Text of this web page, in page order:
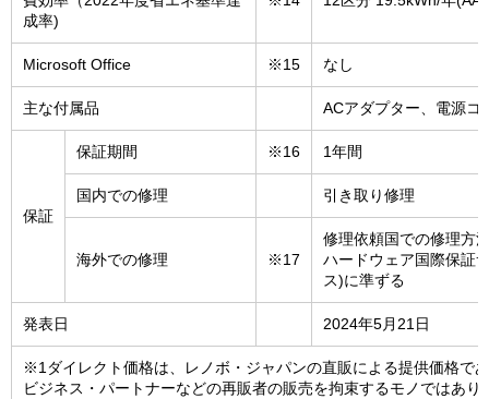
成率)
Microsoft Office ※15 なし
主な付属品 ACアダプター、電源コ
保証
保証期間 ※16 1年間
国内での修理 引き取り修理
海外での修理 ※17
修理依頼国での修理方
ハードウェア国際保証
ス)に準ずる
発表日 2024年5月21日
※1ダイレクト価格は、レノボ・ジャパンの直販による提供価格で
ビジネス・パートナーなどの再販者の販売を拘束するモノではあり